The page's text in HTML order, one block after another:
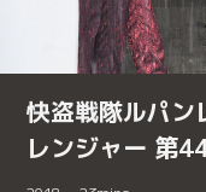
快盗戦隊ルパン
レンジャー 第